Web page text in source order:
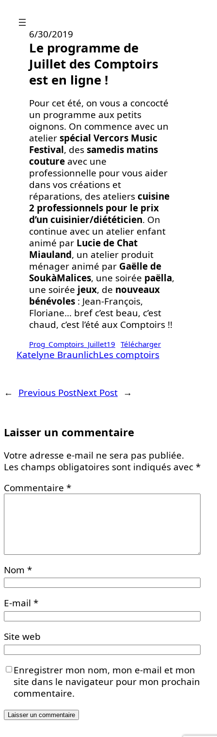
6/30/2019
Le programme de
Juillet des Comptoirs
est en ligne !
Pour cet été, on vous a concocté
un programme aux petits
oignons. On commence avec un
atelierspécial Vercors Music
Festival, dessamedis matins
couture avec une
professionnelle pour vous aider
dans vos créations et
réparations, des atelierscuisine
2 professionnels pour le prix
d’un cuisinier/diététicien. On
continue avec un atelier enfant
animé par Lucie de Chat
Miauland, un atelier produit
ménager animé par Gaëlle de
SoukàMalices, une soirée paëlla,
une soirée jeux, de nouveaux
bénévoles : Jean-François,
Floriane… bref c’est beau, c’est
chaud, c’est l’été aux Comptoirs !!
Prog_Comptoirs_Juillet19 Télécharger
Katelyne BraunlichLes comptoirs
← Previous PostNext Post →
Laisser un commentaire
Votre adresse e-mail ne sera pas publiée.
Les champs obligatoires sont indiqués avec*
Commentaire *
Nom *
E-mail *
Site web
Enregistrer mon nom, mon e-mail et mon
site dans le navigateur pour mon prochain
commentaire.